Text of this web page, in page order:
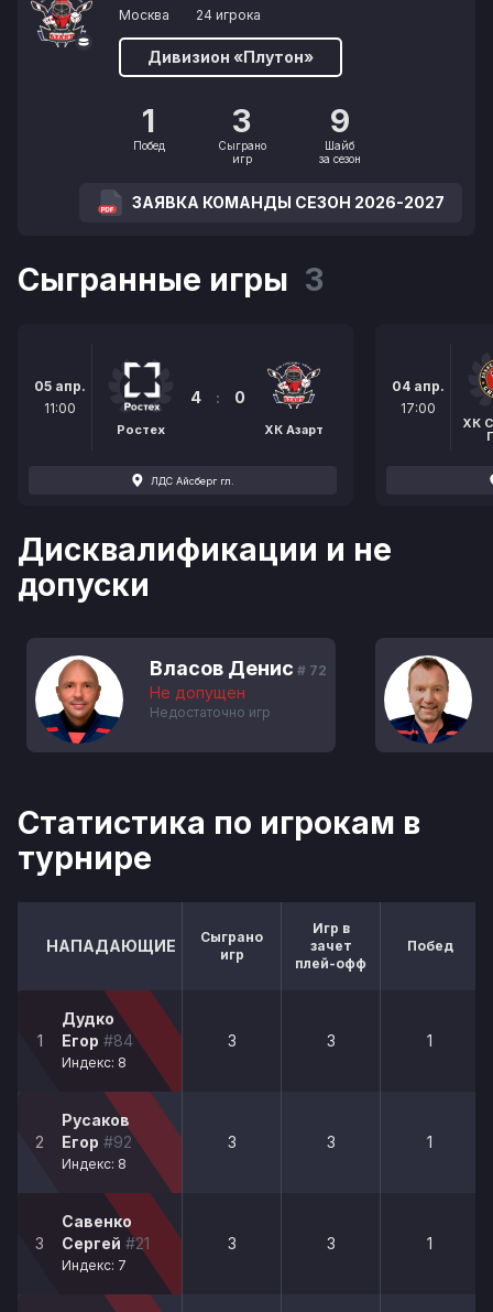
Москва 24 игрока
Дивизион «Плутон»
1
Побед
3
Сыграно
игр
9
Шайб
за сезон
ЗАЯВКА КОМАНДЫ СЕЗОН 2026-2027
Сыгранные игры 3
05 апр.
11:00
Ростех
4 : 0
ХК Азарт
ЛДС Айсберг гл.
04 апр.
17:00
ХК
Дисквалификации и не
допуски
Власов Денис # 72
Не допущен
Недостаточно игр
Статистика по игрокам в
турнире
НАПАДАЮЩИЕ
Сыграно
игр
Игр в
зачет
плей-офф
Побед
1
Дудко
Егор #84
Индекс: 8
3 3 1
2
Русаков
Егор #92
Индекс: 8
3 3 1
3
Савенко
Сергей #21
Индекс: 7
3 3 1